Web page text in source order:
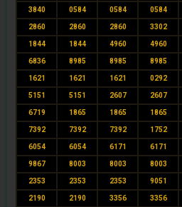
3840 0584 0584 0584
2860 2860 2860 3302
1844 1844 4960 4960
6836 8985 8985 8985
1621 1621 1621 0292
5151 5151 2607 2607
6719 1865 1865 1865
7392 7392 7392 1752
6054 6054 6171 6171
9867 8003 8003 8003
2353 2353 2353 9051
2190 2190 3356 3356